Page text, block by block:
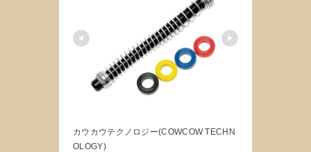
カウカウテクノロジー(COWCOW TECHN
OLOGY)